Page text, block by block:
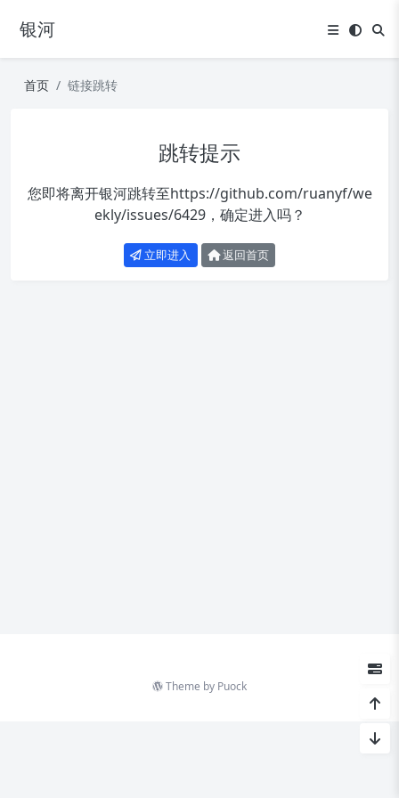
银河
首页 链接跳转
跳转提示
您即将离开银河跳转至https://github.com/ruanyf/we
ekly/issues/6429，确定进入吗？
立即进入 返回首页
Theme by Puock